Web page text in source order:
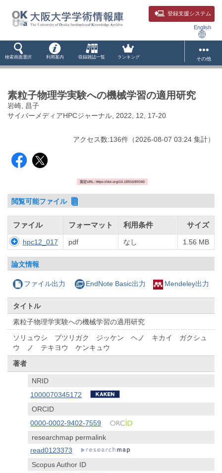
登録支援システム
English
検索画面選択 利用案内 収録雑誌一覧 ランキング その他
素粒子物理学実験への機械学習の適用研究
岩崎, 昌子
サイバーメディアHPCジャーナル, 2022, 12, 17-20
アクセス数:136件 （2026-08-07 03:24 集計）
固定URL: https://doi.org/10.18910/89340
閲覧可能ファイル
ファイル フォーマット 利用条件 サイズ
hpc12_017 pdf なし 1.56 MB
論文情報
ファイル出力 EndNote Basic出力 Mendeley出力
タイトル
素粒子物理学実験への機械学習の適用研究
ソリュウシ ブツリガク ジッケン ヘノ キカイ ガクシュ
ウ ノ テキヨウ ケンキュウ
著者
NRID
1000070345172
ORCID
0000-0002-9402-7559
researchmap permalink
read0123373
Scopus Author ID